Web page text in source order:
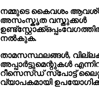
നമ്മുടെ കൈവശം
അസംസ്കൃത വസ്തുക്കൾ
ഉണ്ട്സ്റ്റോക്ക്ഒപ്പം
നൽകുക.
താമസസ്ഥലങ്ങൾ,
അപ്പാർട്ടുമെന്റുകൾ
റീസെസ്ഡ് സ്പോട്ട്
വ്യാപകമായി